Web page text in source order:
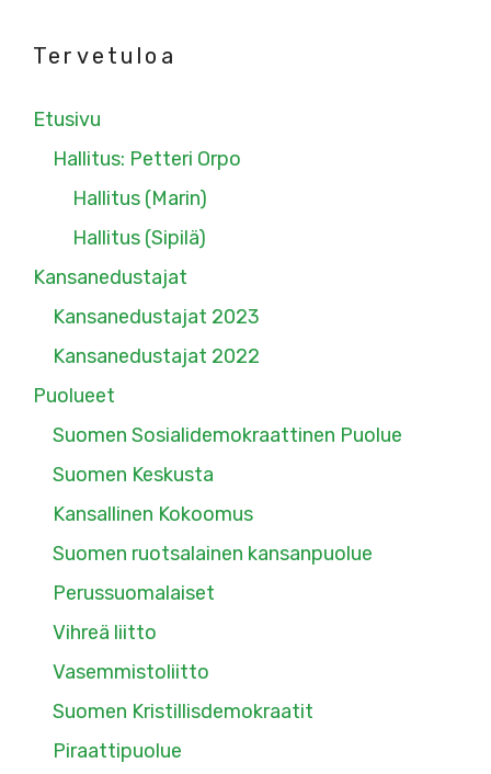
Tervetuloa
Etusivu
Hallitus: Petteri Orpo
Hallitus (Marin)
Hallitus (Sipilä)
Kansanedustajat
Kansanedustajat 2023
Kansanedustajat 2022
Puolueet
Suomen Sosialidemokraattinen Puolue
Suomen Keskusta
Kansallinen Kokoomus
Suomen ruotsalainen kansanpuolue
Perussuomalaiset
Vihreä liitto
Vasemmistoliitto
Suomen Kristillisdemokraatit
Piraattipuolue